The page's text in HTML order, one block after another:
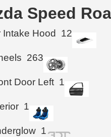
Speed
Intake Hood 12
263
Door Left 1
1
1